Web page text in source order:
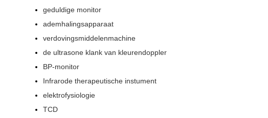
geduldige monitor
ademhalingsapparaat
verdovingsmiddelenmachine
de ultrasone klank van kleurendoppler
BP-monitor
Infrarode therapeutische instument
elektrofysiologie
TCD